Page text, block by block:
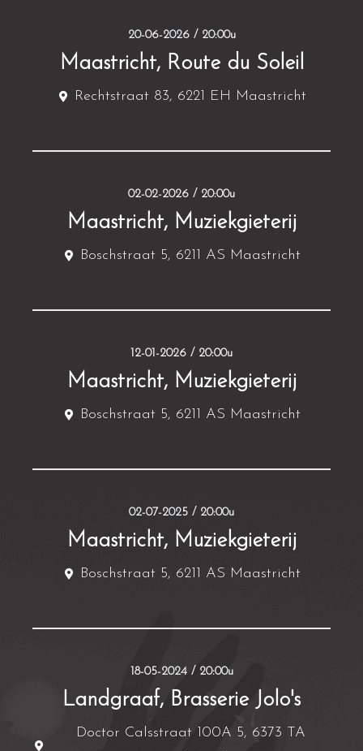
20-06-2026 / 20:00u
Maastricht, Route du Soleil
Rechtstraat 83, 6221 EH Maastricht
02-02-2026 / 20:00u
Maastricht, Muziekgieterij
Boschstraat 5, 6211 AS Maastricht
12-01-2026 / 20:00u
Maastricht, Muziekgieterij
Boschstraat 5, 6211 AS Maastricht
02-07-2025 / 20:00u
Maastricht, Muziekgieterij
Boschstraat 5, 6211 AS Maastricht
18-05-2024 / 20:00u
Landgraaf, Brasserie Jolo's
Doctor Calsstraat 100A 5, 6373 TA